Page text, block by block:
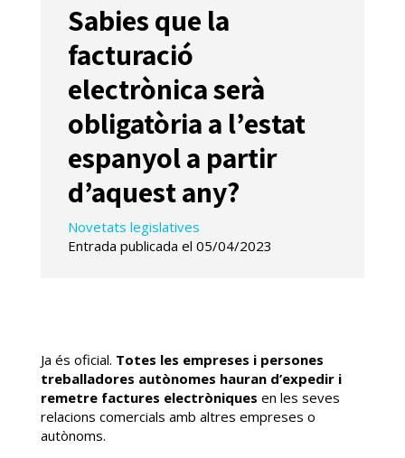
Sabies que la
facturació
electrònica serà
obligatòria a l’estat
espanyol a partir
d’aquest any?
Novetats legislatives
Entrada publicada el 05/04/2023
Ja és oficial. Totes les empreses i persones
treballadores autònomes hauran d’expedir i
remetre factures electròniques en les seves
relacions comercials amb altres empreses o
autònoms.